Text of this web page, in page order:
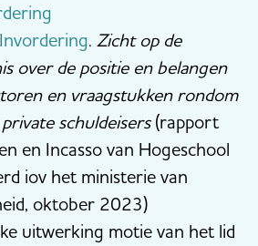
. Zicht op de
over de positie en belangen
en vraagstukken rondom
schuldeisers(rapport
en Incasso van Hogeschool
iov het ministerie van
oktober 2023)
uitwerking motie van het lid